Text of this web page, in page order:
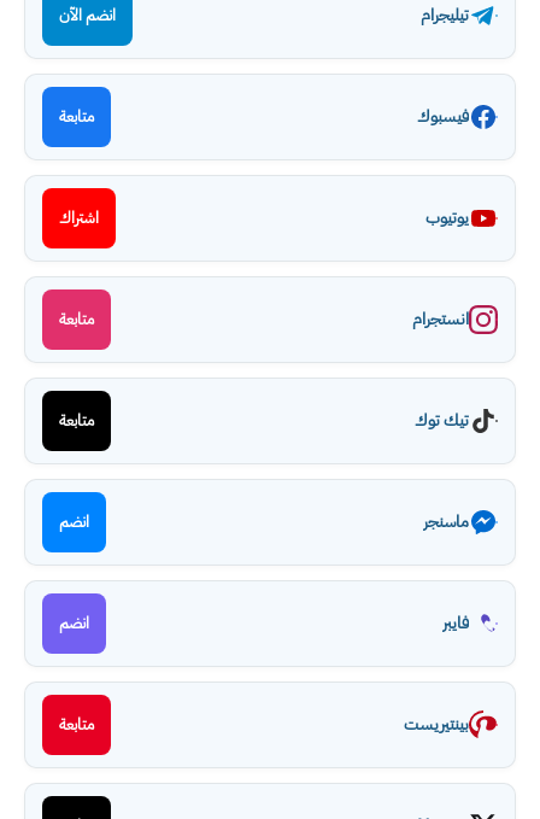
تيليجرام انضم الآن
فيسبوك متابعة
يوتيوب اشتراك
انستجرام متابعة
تيك توك متابعة
ماسنجر انضم
فايبر انضم
بينتيريست متابعة